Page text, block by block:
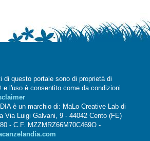
di questo portale sono di proprietà di
e l'uso è consentito come da condizioni
è un marchio di: MaLo Creative Lab di
Via Luigi Galvani, 9 - 44042 Cento (FE)
- C.F. MZZMRZ66M70C469O -